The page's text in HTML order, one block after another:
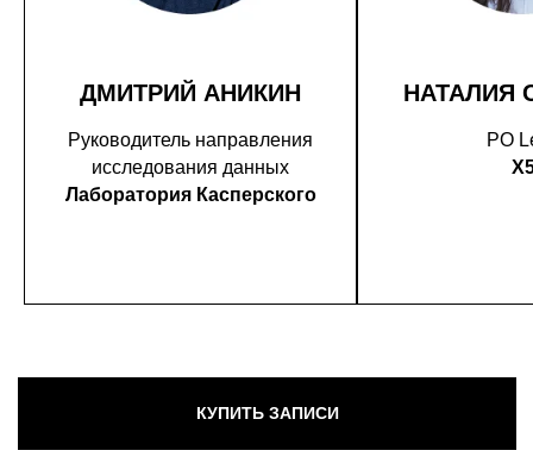
ДМИТРИЙ АНИКИН
Руководитель направления
исследования данных
Лаборатория Касперского
НАТАЛИЯ
PO